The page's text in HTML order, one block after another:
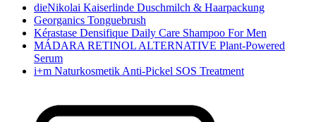
dieNikolai Kaiserlinde Duschmilch & Haarpackung
Georganics Tonguebrush
Kérastase Densifique Daily Care Shampoo For Men
MÁDARA RETINOL ALTERNATIVE Plant-Powered
Serum
i+m Naturkosmetik Anti-Pickel SOS Treatment